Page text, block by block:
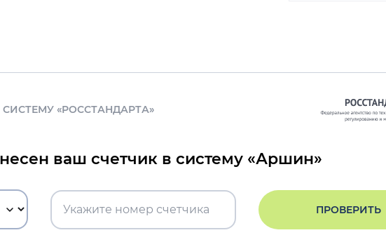
«РОССТАНДАРТА»
ваш счетчик в систему «Аршин»
ПРОВЕРИТЬ